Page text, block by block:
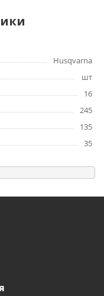
Husqvarna
шт
16
245
135
35